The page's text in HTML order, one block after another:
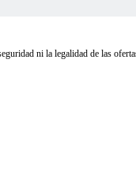
ni la legalidad de las